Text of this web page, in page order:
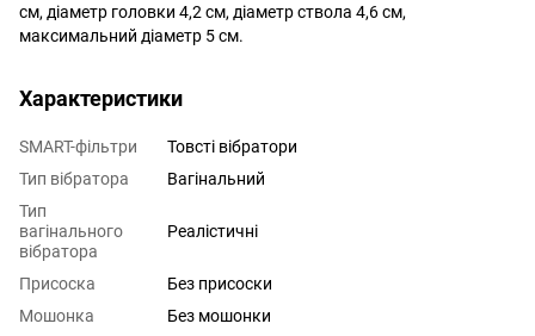
см, діаметр головки 4,2 см, діаметр ствола 4,6 см,
максимальний діаметр 5 см.
Характеристики
SMART-фільтри
Товсті вібратори
Тип вібратора
Вагінальний
Тип
вагінального
вібратора
Реалістичні
Присоска
Без присоски
Мошонка
Без мошонки